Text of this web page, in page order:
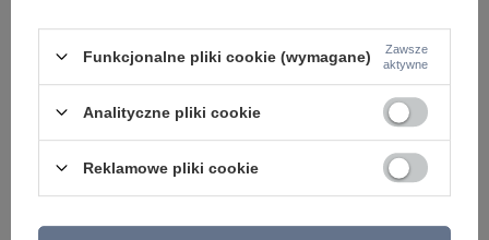
LAMPY ZEWNĘTRZNE
SŁUPKI OGRODOWE
LAMPY OGRODOWE - SUFITOWE
LAMPY SOLARNE
GIRLANDY OGRODOWE
KINKIETY OGRODOWE
Funkcjonalne pliki cookie (wymagane)
Zawsze
aktywne
Analityczne pliki cookie
Reklamowe pliki cookie